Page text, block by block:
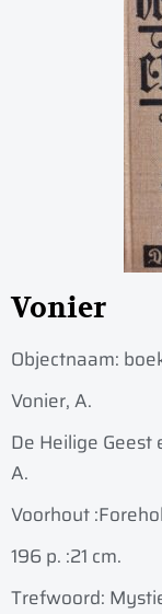
Vonier
Objectnaam:
Vonier, A.
De Heilige Geest
A.
Voorhout :
196 p. :21 cm.
Trefwoord: